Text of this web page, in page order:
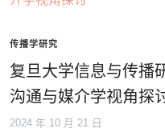
传播学研究
复旦大学信息与传播
沟通与媒介学视角探
2024 年 10 月 21 日